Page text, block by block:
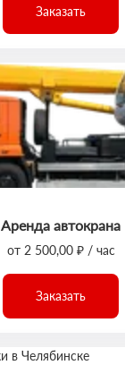
Заказать
Аренда автокрана
от 2 500,00 ₽ / час
Заказать